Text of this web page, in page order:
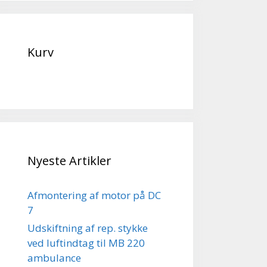
Kurv
Nyeste Artikler
Afmontering af motor på DC
7
Udskiftning af rep. stykke
ved luftindtag til MB 220
ambulance